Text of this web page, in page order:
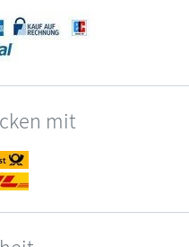
mit